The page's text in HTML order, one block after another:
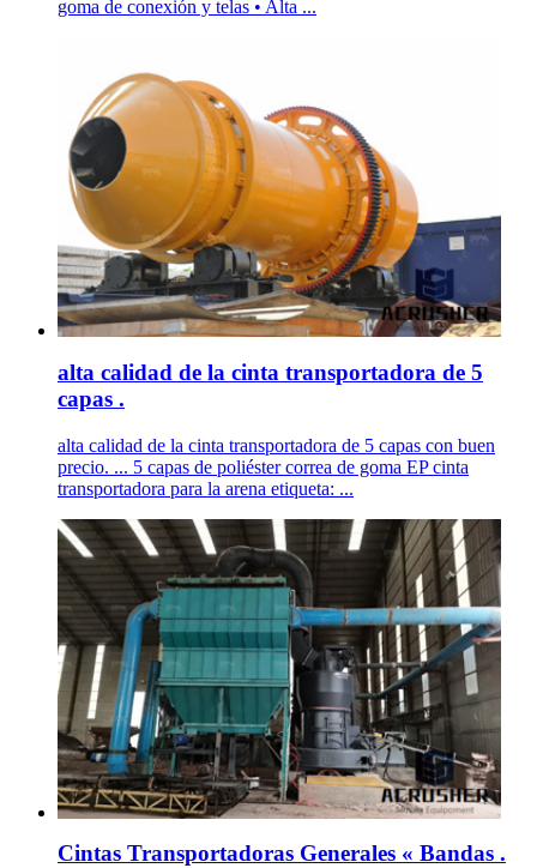
goma de conexión y telas • Alta ...
alta calidad de la cinta transportadora de 5
capas .
alta calidad de la cinta transportadora de 5 capas con buen
precio. ... 5 capas de poliéster correa de goma EP cinta
transportadora para la arena etiqueta: ...
Cintas Transportadoras Generales « Bandas .